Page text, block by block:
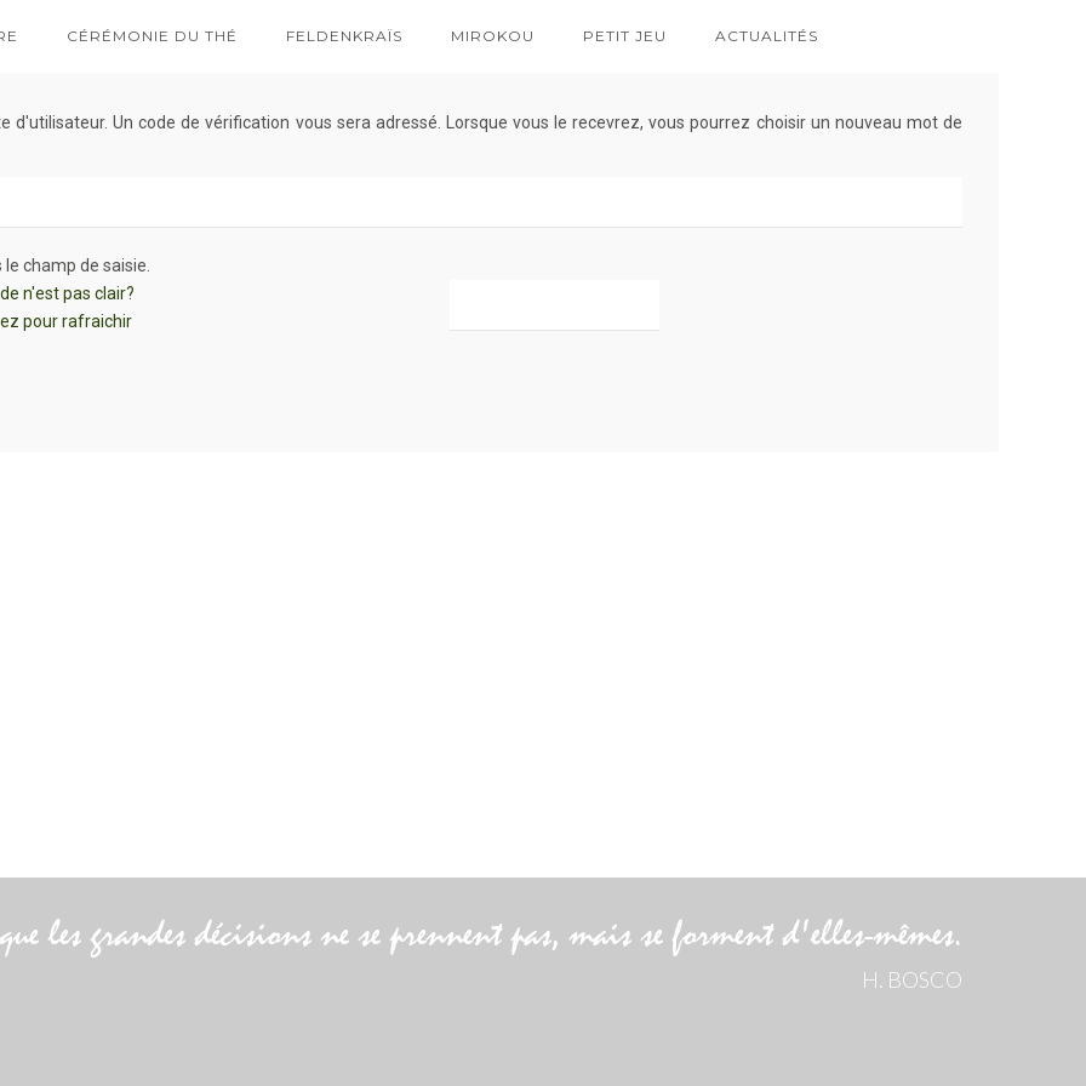
CÉRÉMONIE DU THÉ FELDENKRAÏS MIROKOU PETIT JEU ACTUALITÉS
Un code de vérification vous sera adressé. Lorsque vous le recevrez, vous pourrez choisir un nouveau mot de
champ de saisie.
n'est pas clair?
pour rafraichir
les grandes décisions ne se prennent pas, mais se forment d'elles-mêmes.
H. BOSCO